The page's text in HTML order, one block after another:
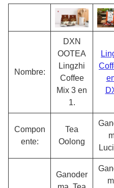
Nombre:
DXN
OOTEA
Lingzhi
Coffee
Mix 3 en
1.
Compon
ente:
Tea
Oolong
Ganoder